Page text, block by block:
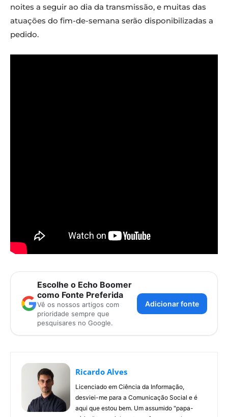
noites a seguir ao dia da transmissão, e muitas das
atuações do fim-de-semana serão disponibilizadas a
pedido.
Escolhe o Echo Boomer
como Fonte Preferida
Vê os nossos artigos com
prioridade sempre que
pesquisares no Google.
Adicionar fonte
Ricardo Alves
Licenciado em Ciência da Informação,
desviei-me para a Comunicação Social e é
aqui que estou bem. Um assumido "papa-